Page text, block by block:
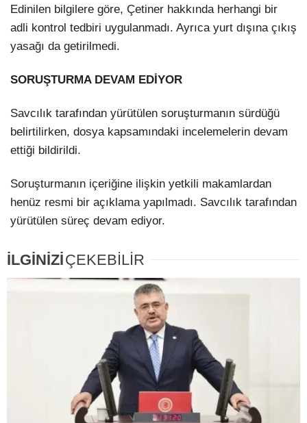
Edinilen bilgilere göre, Çetiner hakkında herhangi bir
adli kontrol tedbiri uygulanmadı. Ayrıca yurt dışına çıkış
yasağı da getirilmedi.
SORUŞTURMA DEVAM EDİYOR
Savcılık tarafından yürütülen soruşturmanın sürdüğü
belirtilirken, dosya kapsamındaki incelemelerin devam
ettiği bildirildi.
Soruşturmanın içeriğine ilişkin yetkili makamlardan
henüz resmi bir açıklama yapılmadı. Savcılık tarafından
yürütülen süreç devam ediyor.
İLGİNİZİÇEKEBİLİR